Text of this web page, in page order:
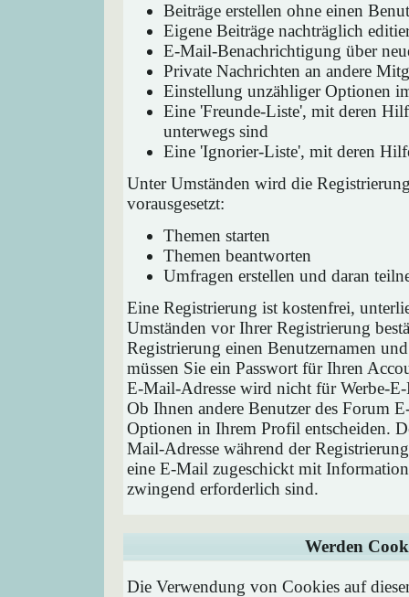
Beiträge erstellen ohne einen
Eigene Beiträge nachträglich
E-Mail-Benachrichtigung über
Private Nachrichten an andere
Einstellung unzähliger Optionen
Eine 'Freunde-Liste', mit deren
unterwegs sind
Eine 'Ignorier-Liste', mit deren
Unter Umständen wird die
vorausgesetzt:
Themen starten
Themen beantworten
Umfragen erstellen und daran
Eine Registrierung ist kostenfrei,
Umständen vor Ihrer Registrierung
Registrierung einen Benutzernamen
müssen Sie ein Passwort für Ihren
E-Mail-Adresse wird nicht für Werbe-
Ob Ihnen andere Benutzer des Forum
Optionen in Ihrem Profil entscheiden.
Mail-Adresse während der
eine E-Mail zugeschickt mit
zwingend erforderlich sind.
Werden
Die Verwendung von Cookies auf